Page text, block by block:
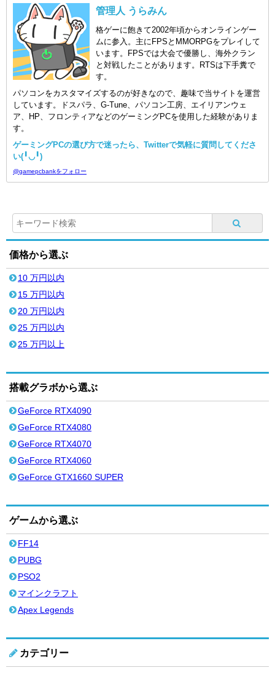
管理人 うらみん
格ゲーに飽きて2002年頃からオンラインゲー
ムに参入。主にFPSとMMORPGをプレイして
います。FPSでは大会で優勝し、海外クラン
と対戦したことがあります。RTSは下手糞で
す。
パソコンをカスタマイズするのが好きなので、趣味で当サイトを運営
しています。ドスパラ、G-Tune、パソコン工房、エイリアンウェ
ア、HP、フロンティアなどのゲーミングPCを使用した経験がありま
す。
ゲーミングPCの選び方で迷ったら、Twitterで気軽に質問してくださ
い(╹◡╹)
@gamepcbankをフォロー
カテゴリー
価格から選ぶ
10 万円以内
15 万円以内
20 万円以内
25 万円以内
25 万円以上
搭載グラボから選ぶ
GeForce RTX4090
GeForce RTX4080
GeForce RTX4070
GeForce RTX4060
GeForce GTX1660 SUPER
ゲームから選ぶ
FF14
PUBG
PSO2
マインクラフト
Apex Legends